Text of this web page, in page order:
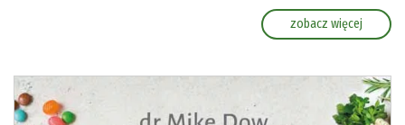
zobacz więcej